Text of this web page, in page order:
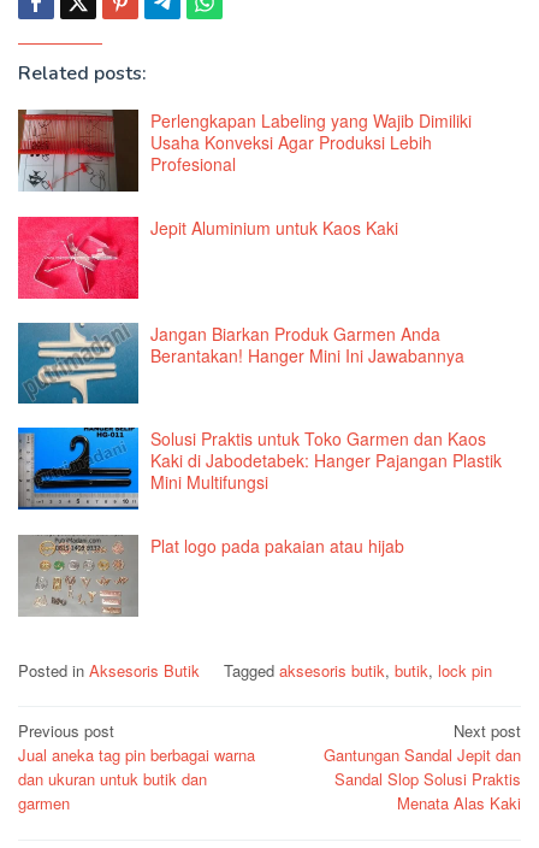
Related posts:
Perlengkapan Labeling yang Wajib Dimiliki
Usaha Konveksi Agar Produksi Lebih
Profesional
Jepit Aluminium untuk Kaos Kaki
Jangan Biarkan Produk Garmen Anda
Berantakan! Hanger Mini Ini Jawabannya
Solusi Praktis untuk Toko Garmen dan Kaos
Kaki di Jabodetabek: Hanger Pajangan Plastik
Mini Multifungsi
Plat logo pada pakaian atau hijab
Posted in Aksesoris Butik Tagged aksesoris butik, butik, lock pin
Post
navigation
Previous post
Jual aneka tag pin berbagai warna
dan ukuran untuk butik dan
garmen
Next post
Gantungan Sandal Jepit dan
Sandal Slop Solusi Praktis
Menata Alas Kaki